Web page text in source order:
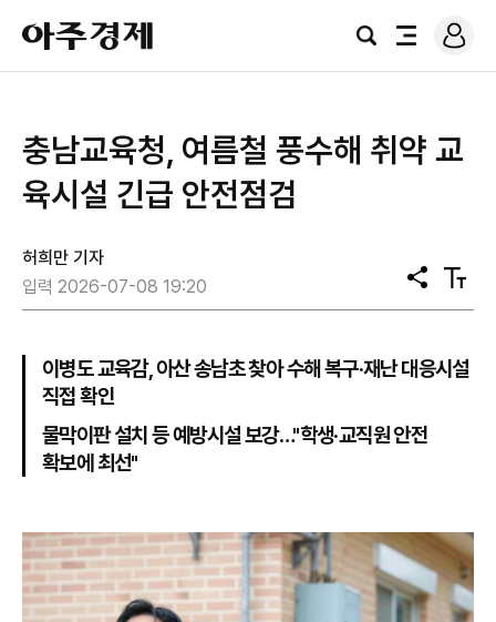
아
주
경
검
전
로
그
충남교육청, 여름철 풍수해 취약 교
육시설 긴급 안전점검
허희만 기자
입력 2026-07-08 19:20
공
유
텍
스
기
이병도 교육감, 아산 송남초 찾아 수해 복구·재난 대응시설
직접 확인
물막이판 설치 등 예방시설 보강…"학생·교직원 안전
확보에 최선"